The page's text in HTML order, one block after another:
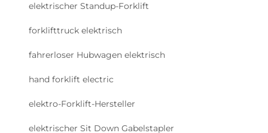
elektrischer Standup-Forklift
forklifttruck elektrisch
fahrerloser Hubwagen elektrisch
hand forklift electric
elektro-Forklift-Hersteller
elektrischer Sit Down Gabelstapler